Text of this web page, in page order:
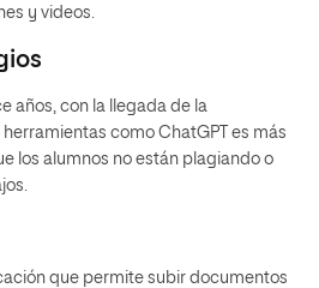
y videos.
años, con la llegada de la
como ChatGPT es más
los alumnos no están plagiando o
que permite subir documentos